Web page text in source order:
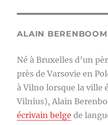
ALAIN BERENBOOM
Né à Bruxelles d’un
près de Varsovie en
à Vilno lorsque la ville
Vilnius), Alain
écrivain belge de